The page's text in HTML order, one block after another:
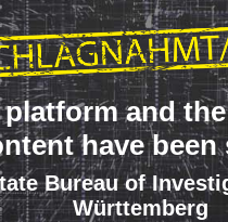
and
have been
Bureau of
Württemberg